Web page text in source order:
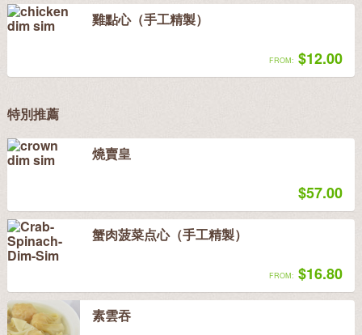
雞點心（手工精製）
FROM: $12.00
特別推薦
燒賣皇
$57.00
蟹肉菠菜点心（手工精製）
FROM: $16.80
素雲吞